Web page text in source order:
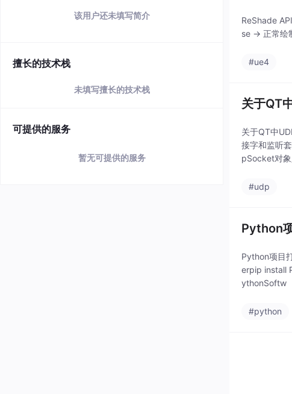
该用户还未填写简介
擅长的技术栈
未填写擅长的技术栈
可提供的服务
暂无可提供的服务
ReShade
se → 正常绘
#ue4
关于QT
关于QT中
接字和监听
pSocket对
#udp
Python
Python项目
erpip install
ythonSoftw
#python